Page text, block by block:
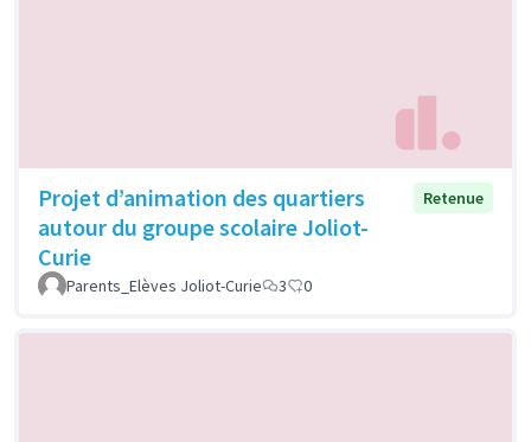
Projet d’animation des quartiers
autour du groupe scolaire Joliot-
Curie
Retenue
Parents_Elèves Joliot-Curie 3 0